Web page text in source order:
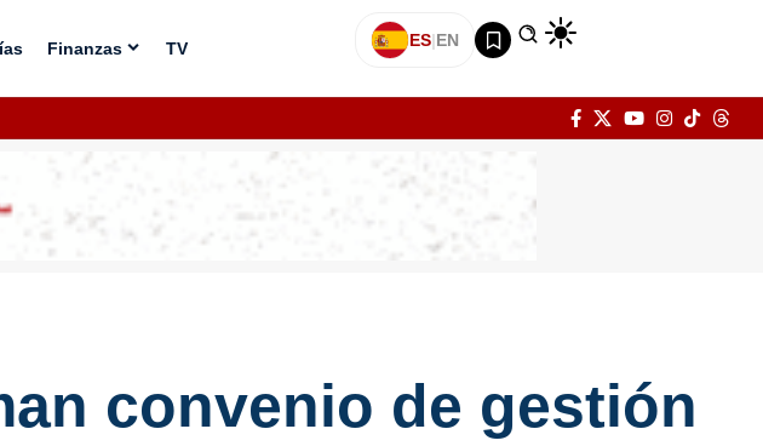
Finanzas TV ES|EN
convenio de gestión